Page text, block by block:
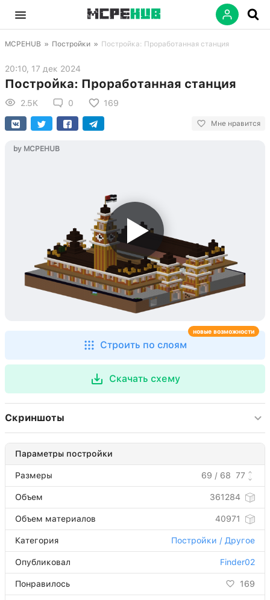
MCPEHUB » Постройки » Постройка: Проработанная станция
20:10, 17 дек 2024
Постройка: Проработанная станция
2.5K 0 169
Мне нравится
by MCPEHUB
Строить по слоям
новые возможности
Скачать схему
Скриншоты
Параметры постройки
Размеры 69 / 68 77
Объем 361284
Объем материалов 40971
Категория Постройки / Другое
Опубликовал Finder02
Понравилось 169